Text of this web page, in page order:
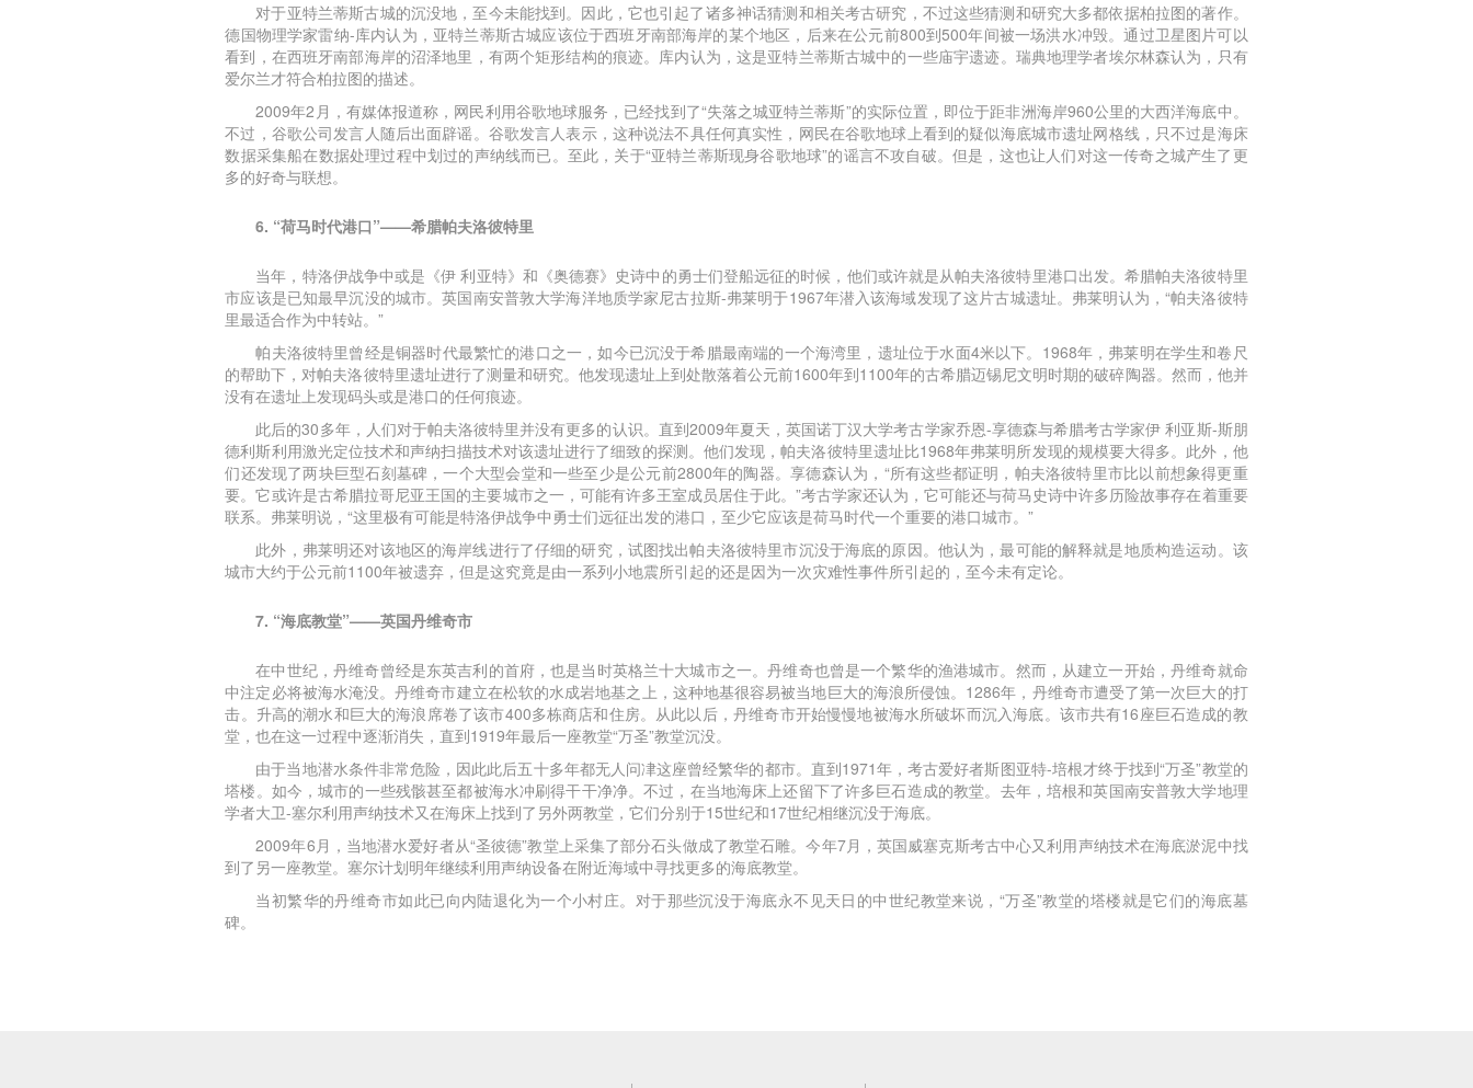
对于亚特兰蒂斯古城的沉没地，至今未能找到。因此，它也引起了诸多神话猜测和相关考古研究，不过这些猜测和研究大多都依据柏拉图的著作。
德国物理学家雷纳-库内认为，亚特兰蒂斯古城应该位于西班牙南部海岸的某个地区，后来在公元前800到500年间被一场洪水冲毁。通过卫星图片可以
看到，在西班牙南部海岸的沼泽地里，有两个矩形结构的痕迹。库内认为，这是亚特兰蒂斯古城中的一些庙宇遗迹。瑞典地理学者埃尔林森认为，只有
爱尔兰才符合柏拉图的描述。
2009年2月，有媒体报道称，网民利用谷歌地球服务，已经找到了“失落之城亚特兰蒂斯”的实际位置，即位于距非洲海岸960公里的大西洋海底中。
不过，谷歌公司发言人随后出面辟谣。谷歌发言人表示，这种说法不具任何真实性，网民在谷歌地球上看到的疑似海底城市遗址网格线，只不过是海床
数据采集船在数据处理过程中划过的声纳线而已。至此，关于“亚特兰蒂斯现身谷歌地球”的谣言不攻自破。但是，这也让人们对这一传奇之城产生了更
多的好奇与联想。
6. “荷马时代港口”——希腊帕夫洛彼特里
当年，特洛伊战争中或是《伊 利亚特》和《奥德赛》史诗中的勇士们登船远征的时候，他们或许就是从帕夫洛彼特里港口出发。希腊帕夫洛彼特里
市应该是已知最早沉没的城市。英国南安普敦大学海洋地质学家尼古拉斯-弗莱明于1967年潜入该海域发现了这片古城遗址。弗莱明认为，“帕夫洛彼特
里最适合作为中转站。”
帕夫洛彼特里曾经是铜器时代最繁忙的港口之一，如今已沉没于希腊最南端的一个海湾里，遗址位于水面4米以下。1968年，弗莱明在学生和卷尺
的帮助下，对帕夫洛彼特里遗址进行了测量和研究。他发现遗址上到处散落着公元前1600年到1100年的古希腊迈锡尼文明时期的破碎陶器。然而，他并
没有在遗址上发现码头或是港口的任何痕迹。
此后的30多年，人们对于帕夫洛彼特里并没有更多的认识。直到2009年夏天，英国诺丁汉大学考古学家乔恩-享德森与希腊考古学家伊 利亚斯-斯朋
德利斯利用激光定位技术和声纳扫描技术对该遗址进行了细致的探测。他们发现，帕夫洛彼特里遗址比1968年弗莱明所发现的规模要大得多。此外，他
们还发现了两块巨型石刻墓碑，一个大型会堂和一些至少是公元前2800年的陶器。享德森认为，“所有这些都证明，帕夫洛彼特里市比以前想象得更重
要。它或许是古希腊拉哥尼亚王国的主要城市之一，可能有许多王室成员居住于此。”考古学家还认为，它可能还与荷马史诗中许多历险故事存在着重要
联系。弗莱明说，“这里极有可能是特洛伊战争中勇士们远征出发的港口，至少它应该是荷马时代一个重要的港口城市。”
此外，弗莱明还对该地区的海岸线进行了仔细的研究，试图找出帕夫洛彼特里市沉没于海底的原因。他认为，最可能的解释就是地质构造运动。该
城市大约于公元前1100年被遗弃，但是这究竟是由一系列小地震所引起的还是因为一次灾难性事件所引起的，至今未有定论。
7. “海底教堂”——英国丹维奇市
在中世纪，丹维奇曾经是东英吉利的首府，也是当时英格兰十大城市之一。丹维奇也曾是一个繁华的渔港城市。然而，从建立一开始，丹维奇就命
中注定必将被海水淹没。丹维奇市建立在松软的水成岩地基之上，这种地基很容易被当地巨大的海浪所侵蚀。1286年，丹维奇市遭受了第一次巨大的打
击。升高的潮水和巨大的海浪席卷了该市400多栋商店和住房。从此以后，丹维奇市开始慢慢地被海水所破坏而沉入海底。该市共有16座巨石造成的教
堂，也在这一过程中逐渐消失，直到1919年最后一座教堂“万圣”教堂沉没。
由于当地潜水条件非常危险，因此此后五十多年都无人问冿这座曾经繁华的都市。直到1971年，考古爱好者斯图亚特-培根才终于找到“万圣”教堂的
塔楼。如今，城市的一些残骸甚至都被海水冲刷得干干净净。不过，在当地海床上还留下了许多巨石造成的教堂。去年，培根和英国南安普敦大学地理
学者大卫-塞尔利用声纳技术又在海床上找到了另外两教堂，它们分别于15世纪和17世纪相继沉没于海底。
2009年6月，当地潜水爱好者从“圣彼德”教堂上采集了部分石头做成了教堂石雕。今年7月，英国威塞克斯考古中心又利用声纳技术在海底淤泥中找
到了另一座教堂。塞尔计划明年继续利用声纳设备在附近海域中寻找更多的海底教堂。
当初繁华的丹维奇市如此已向内陆退化为一个小村庄。对于那些沉没于海底永不见天日的中世纪教堂来说，“万圣”教堂的塔楼就是它们的海底墓
碑。